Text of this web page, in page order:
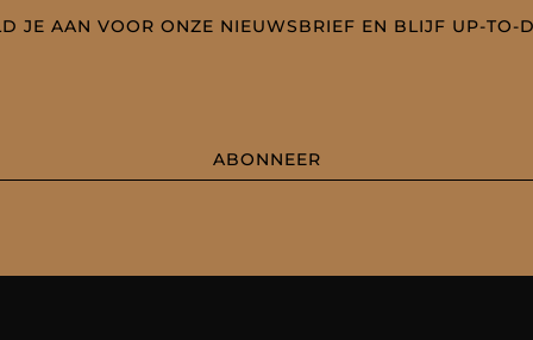
JE AAN VOOR ONZE NIEUWSBRIEF EN BLIJF UP-TO-
ABONNEER